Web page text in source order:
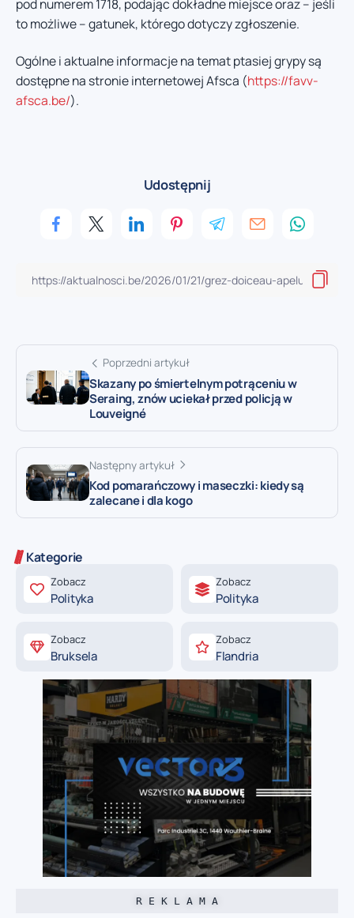
pod numerem 1718, podając dokładne miejsce oraz – jeśli
to możliwe – gatunek, którego dotyczy zgłoszenie.
Ogólne i aktualne informacje na temat ptasiej grypy są
dostępne na stronie internetowej Afsca (https://favv-
afsca.be/).
Udostępnij
Poprzedni artykuł
Skazany po śmiertelnym potrąceniu w
Seraing, znów uciekał przed policją w
Louveigné
Następny artykuł
Kod pomarańczowy i maseczki: kiedy są
zalecane i dla kogo
Kategorie
Zobacz
Polityka
Zobacz
Polityka
Zobacz
Bruksela
Zobacz
Flandria
R E K L A M A